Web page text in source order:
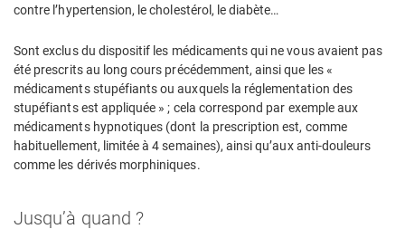
contre l’hypertension, le cholestérol, le diabète…
Sont exclus du dispositif les médicaments qui ne vous avaient pas
été prescrits au long cours précédemment, ainsi que les «
médicaments stupéfiants ou auxquels la réglementation des
stupéfiants est appliquée » ; cela correspond par exemple aux
médicaments hypnotiques (dont la prescription est, comme
habituellement, limitée à 4 semaines), ainsi qu’aux anti-douleurs
comme les dérivés morphiniques.
Jusqu’à quand ?